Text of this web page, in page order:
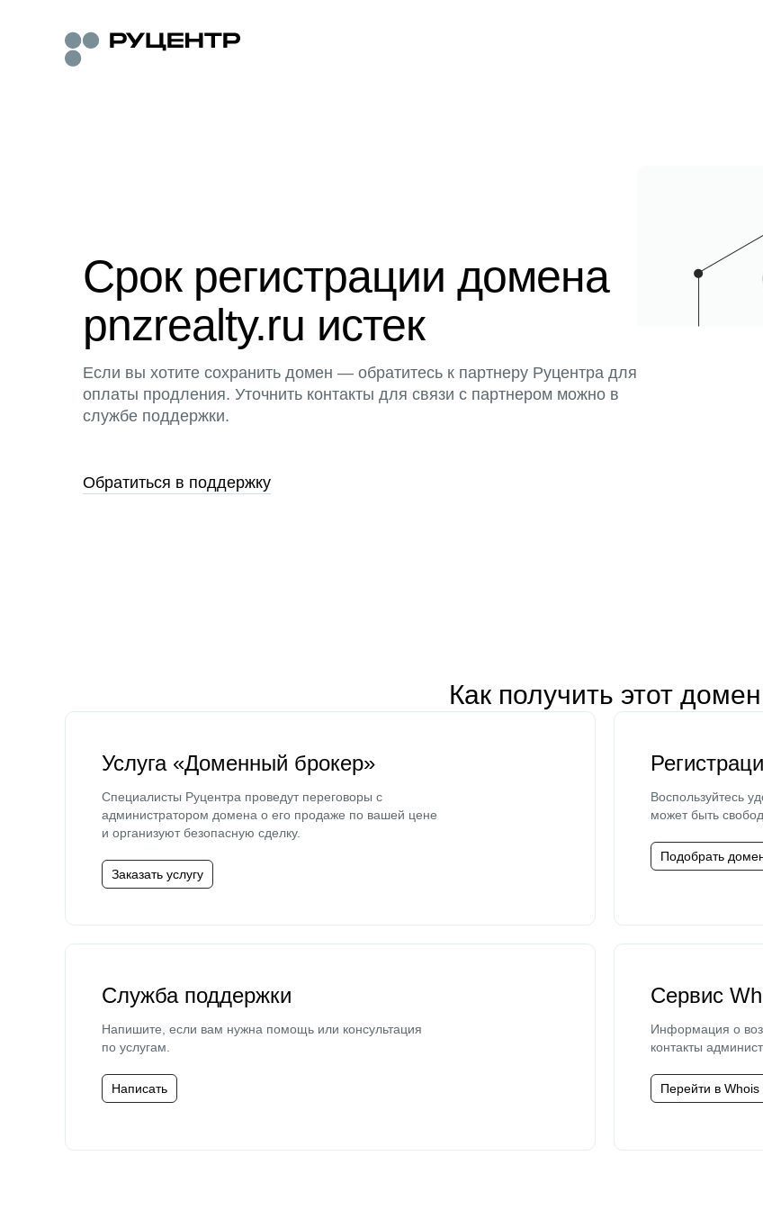
Срок регистрации домена
pnzrealty.ru истек
Если вы хотите сохранить домен — обратитесь к партнеру Руцентра для
оплаты продления. Уточнить контакты для связи с партнером можно в
службе поддержки.
Обратиться в поддержку
Как получить этот домен
Услуга «Доменный брокер»
Специалисты Руцентра проведут переговоры с
администратором домена о его продаже по вашей цене
и организуют безопасную сделку.
Заказать услугу
Воспользуйтесь
может быть
Подобрать
Служба поддержки
Напишите, если вам нужна помощь или консультация
по услугам.
Написать
Сервис
Информация о
контакты
Перейти в Whois